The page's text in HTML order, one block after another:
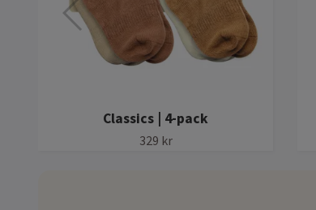
Classics | 4-pack
329 kr